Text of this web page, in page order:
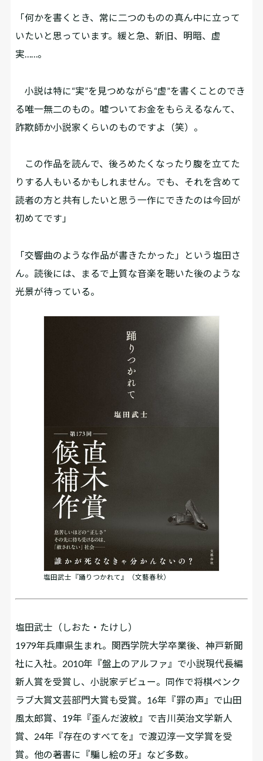
「何かを書くとき、常に二つのものの真ん中に立って
いたいと思っています。緩と急、新旧、明暗、虚
実……。
小説は特に“実”を見つめながら“虚”を書くことのでき
る唯一無二のもの。嘘ついてお金をもらえるなんて、
詐欺師か小説家くらいのものですよ（笑）。
この作品を読んで、後ろめたくなったり腹を立てた
りする人もいるかもしれません。でも、それを含めて
読者の方と共有したいと思う一作にできたのは今回が
初めてです」
「交響曲のような作品が書きたかった」という塩田さ
ん。読後には、まるで上質な音楽を聴いた後のような
光景が待っている。
塩田武士『踊りつかれて』（文藝春秋）
塩田武士（しおた・たけし）
1979年兵庫県生まれ。関西学院大学卒業後、神戸新聞
社に入社。2010年『盤上のアルファ』で小説現代長編
新人賞を受賞し、小説家デビュー。同作で将棋ペンク
ラブ大賞文芸部門大賞も受賞。16年『罪の声』で山田
風太郎賞、19年『歪んだ波紋』で吉川英治文学新人
賞、24年『存在のすべてを』で渡辺淳一文学賞を受
賞。他の著書に『騙し絵の牙』など多数。